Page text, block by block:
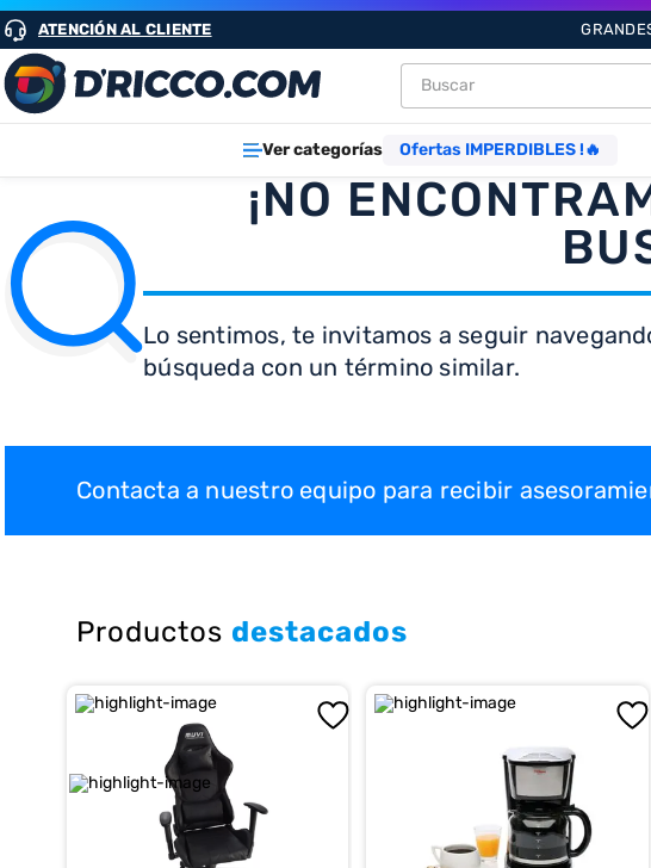
ATENCIÓN AL CLIENTE
Buscar
Ver categorías Ofertas IMPERDIBLES !🔥
¡NO
Lo sentimos, te invitamos a seguir
búsqueda con un término similar.
Contacta a nuestro equipo para recibir
Productos destacados
TÉRMINOS MÁS BUSCADOS
1. heladeras
2. aires
4. cocinas
5 microondas
6